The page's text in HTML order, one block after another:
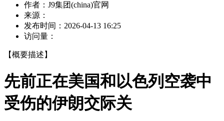
作者：J9集团(china)官网
来源：
发布时间： 2026-04-13 16:25
访问量：
【概要描述】
先前正在美国和以色列空袭中
受伤的伊朗交际关